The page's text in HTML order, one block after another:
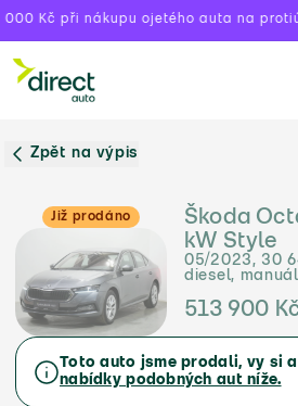
Kč při nákupu ojetého auta na
Zpět na výpis
Již prodáno
Škoda
kW Style
05/2023, 30
diesel,
513 900
Toto auto jsme prodali, vy si
nabídky podobných aut níže.